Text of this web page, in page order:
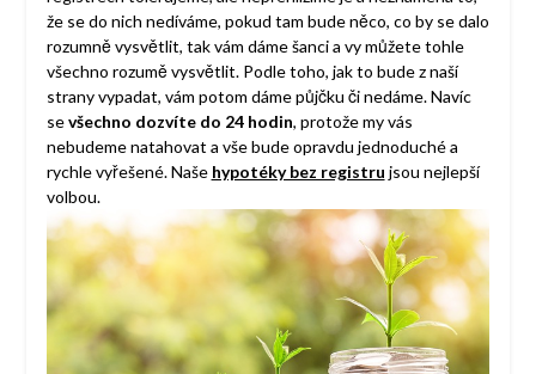
že se do nich nedíváme, pokud tam bude něco, co by se dalo
rozumně vysvětlit, tak vám dáme šanci a vy můžete tohle
všechno rozumě vysvětlit. Podle toho, jak to bude z naší
strany vypadat, vám potom dáme půjčku či nedáme. Navíc
sevšechno dozvíte do 24 hodin, protože my vás
nebudeme natahovat a vše bude opravdu jednoduché a
rychle vyřešené. Naše hypotéky bez registru jsou nejlepší
volbou.